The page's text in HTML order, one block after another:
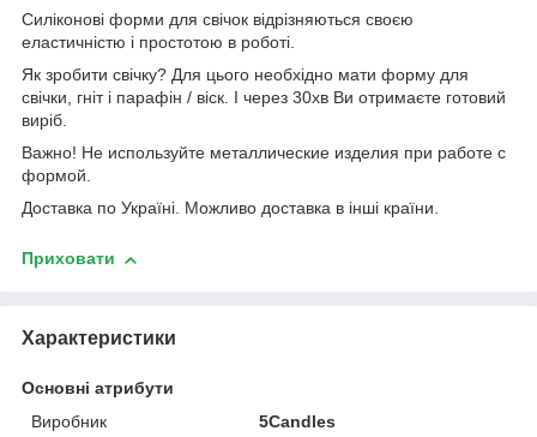
Силіконові форми для свічок відрізняються своєю
еластичністю і простотою в роботі.
Як зробити свічку? Для цього необхідно мати форму для
свічки, гніт і парафін / віск. І через 30хв Ви отримаєте готовий
виріб.
Важно! Не используйте металлические изделия при работе с
формой.
Доставка по Україні. Можливо доставка в інші країни.
Приховати
Характеристики
Основні атрибути
Виробник
5Candles